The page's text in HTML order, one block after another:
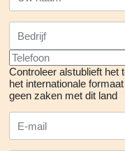
Controleer alstublieft het
het internationale
geen zaken met dit land